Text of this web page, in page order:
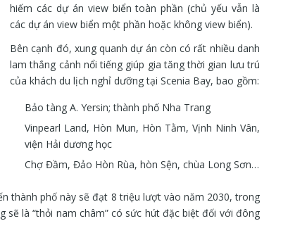
hiếm các dự án view biển toàn phần (chủ yếu vẫn là
các dự án view biển một phần hoặc không view biển).
Bên cạnh đó, xung quanh dự án còn có rất nhiều danh
lam thắng cảnh nổi tiếng giúp gia tăng thời gian lưu trú
của khách du lịch nghỉ dưỡng tại Scenia Bay, bao gồm:
Bảo tàng A. Yersin; thành phố Nha Trang
Vinpearl Land, Hòn Mun, Hòn Tằm, Vịnh Ninh Vân,
viện Hải dương học
Chợ Đầm, Đảo Hòn Rùa, hòn Sện, chùa Long Sơn…
thành phố này sẽ đạt 8 triệu lượt vào năm 2030, trong
là “thỏi nam châm” có sức hút đặc biệt đối với đông